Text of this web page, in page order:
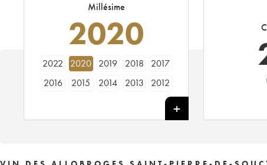
Millésime
2020
2022 2020 2019 2018
2017
2016
2015 2014 2013 2012